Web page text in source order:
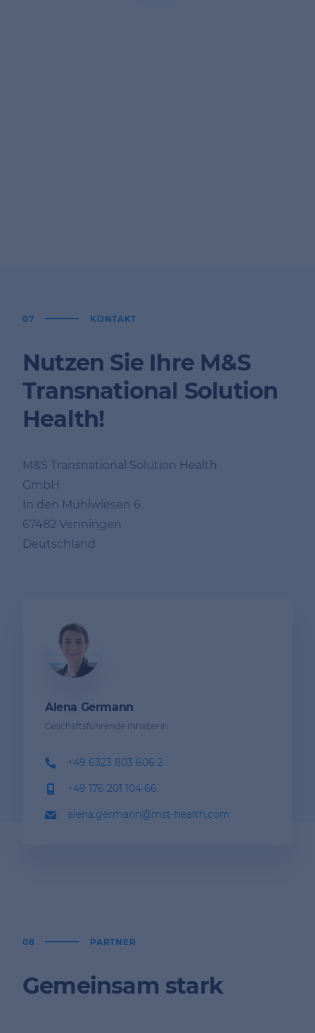
07 KONTAKT
Nutzen Sie Ihre M&S
Transnational Solution
Health!
M&S Transnational Solution Health
GmbH
In den Mühlwiesen 6
67482 Venningen
Deutschland
Alena Germann
Geschäftsführende Inhaberin
+49 6323 803 606 2
+49 176 201 104 66
alena.germann@mst-health.com
08 PARTNER
Gemeinsam stark